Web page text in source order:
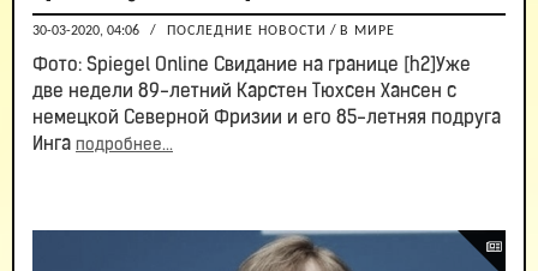
30-03-2020, 04:06 / ПОСЛЕДНИЕ НОВОСТИ / В МИРЕ
Фото: Spiegel Online Свидание на границе [h2]Уже
две недели 89-летний Карстен Тюхсен Хансен с
немецкой Северной Фризии и его 85-летняя подруга
Инга подробнее...